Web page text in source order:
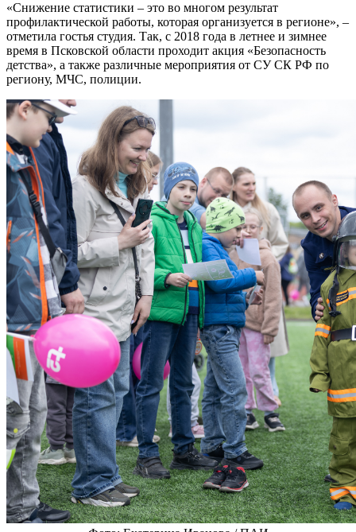
«Снижение статистики – это во многом результат
профилактической работы, которая организуется в регионе», –
отметила гостья студия. Так, с 2018 года в летнее и зимнее
время в Псковской области проходит акция «Безопасность
детства», а также различные мероприятия от СУ СК РФ по
региону, МЧС, полиции.